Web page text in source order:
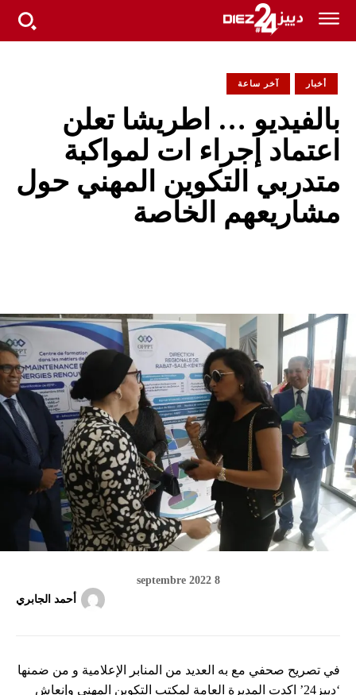
آخر ساعة أخبار
بالفيديو … اطريشا تعلن
اعتماد إجراء ات لمواكبة
متدربي التكوين المهني حول
مشاريعهم الخاصة
8 septembre 2022
أحمد الجابري
في تصريح صحفي مع به العديد من المنابر الإعلامية و من ضمنها
‘دييز24’ اكدت المديرة العامة لمكتب التكوين المهني وإنعاش